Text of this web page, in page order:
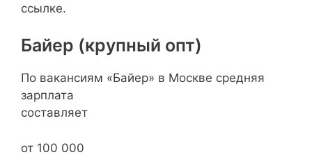
ссылке.
Байер (крупный опт)
По вакансиям «Байер» в Москве средняя
зарплата
составляет
от 100 000